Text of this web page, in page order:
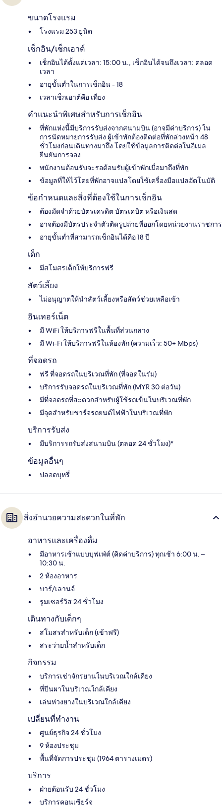
ขนาดโรงแรม
โรงแรม 253 ยูนิต
เช็กอิน/เช็กเอาต์
เช็กอินได้ตั้งแต่เวลา: 15:00 น., เช็กอินได้จนถึงเวลา: ตลอด
เวลา
อายุขั้นต่ำในการเช็กอิน - 18
เวลาเช็กเอาต์คือ เที่ยง
คำแนะนำพิเศษสำหรับการเช็กอิน
ที่พักแห่งนี้มีบริการรับส่งจากสนามบิน (อาจมีค่าบริการ) ใน
การนัดหมายการรับส่ง ผู้เข้าพักต้องติดต่อที่พักล่วงหน้า 48
ชั่วโมงก่อนเดินทางมาถึง โดยใช้ข้อมูลการติดต่อในอีเมล
ยืนยันการจอง
พนักงานต้อนรับจะรอต้อนรับผู้เข้าพักเมื่อมาถึงที่พัก
ข้อมูลที่ให้ไว้โดยที่พักอาจแปลโดยใช้เครื่องมือแปลอัตโนมัติ
ข้อกำหนดและสิ่งที่ต้องใช้ในการเช็กอิน
ต้องมัดจำด้วยบัตรเครดิต บัตรเดบิต หรือเงินสด
อาจต้องมีบัตรประจำตัวติดรูปถ่ายที่ออกโดยหน่วยงานราชการ
อายุขั้นต่ำที่สามารถเช็กอินได้คือ 18 ปี
เด็ก
มีสโมสรเด็กให้บริการฟรี
สัตว์เลี้ยง
ไม่อนุญาตให้นำสัตว์เลี้ยงหรือสัตว์ช่วยเหลือเข้า
อินเทอร์เน็ต
มี WiFi ให้บริการฟรีในพื้นที่ส่วนกลาง
มี Wi-Fi ให้บริการฟรีในห้องพัก (ความเร็ว: 50+ Mbps)
ที่จอดรถ
ฟรี ที่จอดรถในบริเวณที่พัก (ที่จอดในร่ม)
บริการรับจอดรถในบริเวณที่พัก (MYR 30 ต่อวัน)
มีที่จอดรถที่สะดวกสำหรับผู้ใช้รถเข็นในบริเวณที่พัก
มีจุดสำหรับชาร์จรถยนต์ไฟฟ้าในบริเวณที่พัก
บริการรับส่ง
มีบริการรถรับส่งสนามบิน (ตลอด 24 ชั่วโมง)*
ข้อมูลอื่นๆ
ปลอดบุหรี่
สิ่งอำนวยความสะดวกในที่พัก
อาหารและเครื่องดื่ม
มีอาหารเช้าแบบบุฟเฟ่ต์ (คิดค่าบริการ) ทุกเช้า 6:00 น. –
10:30 น.
2 ห้องอาหาร
บาร์/เลานจ์
รูมเซอร์วิส 24 ชั่วโมง
เดินทางกับเด็กๆ
สโมสรสำหรับเด็ก (เข้าฟรี)
สระว่ายน้ำสำหรับเด็ก
กิจกรรม
บริการเช่าจักรยานในบริเวณใกล้เคียง
ที่ปีนผาในบริเวณใกล้เคียง
เล่นห่วงยางในบริเวณใกล้เคียง
เปลี่ยนที่ทำงาน
ศูนย์ธุรกิจ 24 ชั่วโมง
9 ห้องประชุม
พื้นที่จัดการประชุม (1964 ตารางเมตร)
บริการ
ฝ่ายต้อนรับ 24 ชั่วโมง
บริการคอนเซียร์จ